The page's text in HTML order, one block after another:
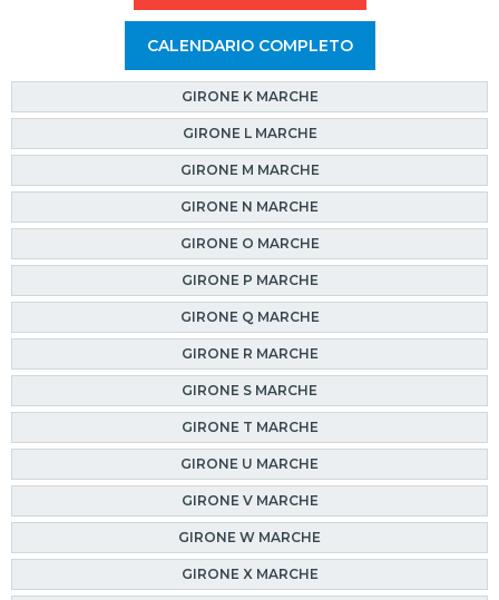
CALENDARIO COMPLETO
GIRONE K MARCHE
GIRONE L MARCHE
GIRONE M MARCHE
GIRONE N MARCHE
GIRONE O MARCHE
GIRONE P MARCHE
GIRONE Q MARCHE
GIRONE R MARCHE
GIRONE S MARCHE
GIRONE T MARCHE
GIRONE U MARCHE
GIRONE V MARCHE
GIRONE W MARCHE
GIRONE X MARCHE